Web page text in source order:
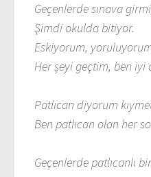
Geçenlerde sınava
Şimdi okulda bitiyor.
Eskiyorum,
Her şeyi geçtim, ben iyi
Patlıcan diyorum
Ben patlıcan olan her
Geçenlerde patlıcanlı